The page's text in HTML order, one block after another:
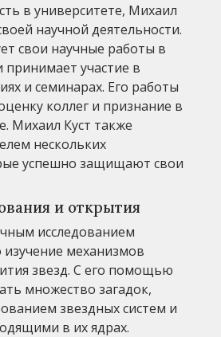
в университете, Михаил
научной деятельности.
свои научные работы в
участие в
и семинарах. Его работы
коллег и признание в
Михаил Куст также
нескольких
успешно защищают свои
и открытия
исследованием
механизмов
звезд. С его помощью
множество загадок,
звездных систем и
в их ядрах.